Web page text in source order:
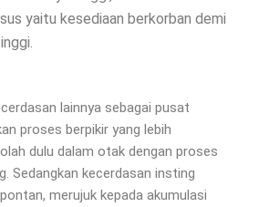
yaitu kesediaan berkorban demi
lainnya sebagai pusat
proses berpikir yang lebih
dulu dalam otak dengan proses
Sedangkan kecerdasan insting
merujuk kepada akumulasi